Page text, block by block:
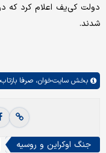
دولت کی‌یف اعلام کرد که
شدند.
بخش سایت‌خوان، صرفا
جنگ اوکراین و روسیه